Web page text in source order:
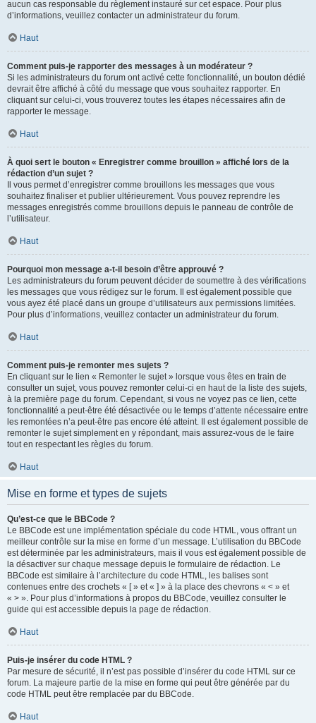
aucun cas responsable du règlement instauré sur cet espace. Pour plus
d’informations, veuillez contacter un administrateur du forum.
Haut
Comment puis-je rapporter des messages à un modérateur ?
Si les administrateurs du forum ont activé cette fonctionnalité, un bouton dédié
devrait être affiché à côté du message que vous souhaitez rapporter. En
cliquant sur celui-ci, vous trouverez toutes les étapes nécessaires afin de
rapporter le message.
Haut
À quoi sert le bouton « Enregistrer comme brouillon » affiché lors de la
rédaction d’un sujet ?
Il vous permet d’enregistrer comme brouillons les messages que vous
souhaitez finaliser et publier ultérieurement. Vous pouvez reprendre les
messages enregistrés comme brouillons depuis le panneau de contrôle de
l’utilisateur.
Haut
Pourquoi mon message a-t-il besoin d’être approuvé ?
Les administrateurs du forum peuvent décider de soumettre à des vérifications
les messages que vous rédigez sur le forum. Il est également possible que
vous ayez été placé dans un groupe d’utilisateurs aux permissions limitées.
Pour plus d’informations, veuillez contacter un administrateur du forum.
Haut
Comment puis-je remonter mes sujets ?
En cliquant sur le lien « Remonter le sujet » lorsque vous êtes en train de
consulter un sujet, vous pouvez remonter celui-ci en haut de la liste des sujets,
à la première page du forum. Cependant, si vous ne voyez pas ce lien, cette
fonctionnalité a peut-être été désactivée ou le temps d’attente nécessaire entre
les remontées n’a peut-être pas encore été atteint. Il est également possible de
remonter le sujet simplement en y répondant, mais assurez-vous de le faire
tout en respectant les règles du forum.
Haut
Mise en forme et types de sujets
Qu’est-ce que le BBCode ?
Le BBCode est une implémentation spéciale du code HTML, vous offrant un
meilleur contrôle sur la mise en forme d’un message. L’utilisation du BBCode
est déterminée par les administrateurs, mais il vous est également possible de
la désactiver sur chaque message depuis le formulaire de rédaction. Le
BBCode est similaire à l’architecture du code HTML, les balises sont
contenues entre des crochets « [ » et « ] » à la place des chevrons « < » et
« > ». Pour plus d’informations à propos du BBCode, veuillez consulter le
guide qui est accessible depuis la page de rédaction.
Haut
Puis-je insérer du code HTML ?
Par mesure de sécurité, il n’est pas possible d’insérer du code HTML sur ce
forum. La majeure partie de la mise en forme qui peut être générée par du
code HTML peut être remplacée par du BBCode.
Haut